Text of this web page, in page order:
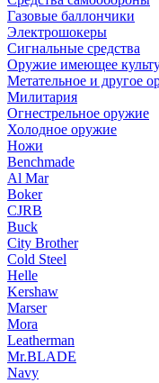
Газовые баллончики
Электрошокеры
Сигнальные средства
Оружие имеющее
Метательное и другое
Милитария
Огнестрельное оружие
Холодное оружие
Ножи
Benchmade
Al Mar
Boker
CJRB
Buck
City Brother
Cold Steel
Helle
Kershaw
Marser
Mora
Leatherman
Mr.BLADE
Navy